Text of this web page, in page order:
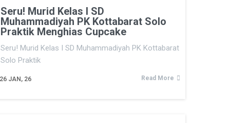
Seru! Murid Kelas I SD
Muhammadiyah PK Kottabarat Solo
Praktik Menghias Cupcake
26 JAN, 26
Seru! Murid Kelas I SD Muhammadiyah PK Kottabarat
Solo Praktik
Read More